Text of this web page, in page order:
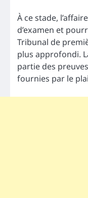
À ce stade,
d’examen et
Tribunal de
plus approfondi.
partie des
fournies par le